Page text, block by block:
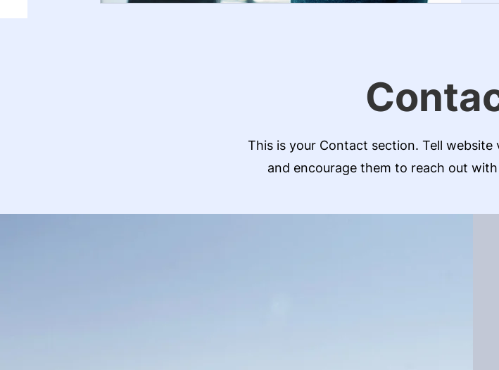
This is your Contact section. Tell
and encourage them to reach out